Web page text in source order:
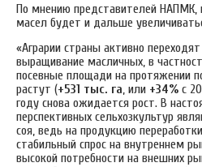
По мнению представителей НАПМК,
масел будет и дальше
«Аграрии страны активно
выращивание масличных, в
посевные площади на протяжении
растут (+531 тыс. га, или +34% с
году снова ожидается рост. В
перспективных сельхозкультур
соя, ведь на продукцию
стабильный спрос на внутреннем
высокой потребности на внешних